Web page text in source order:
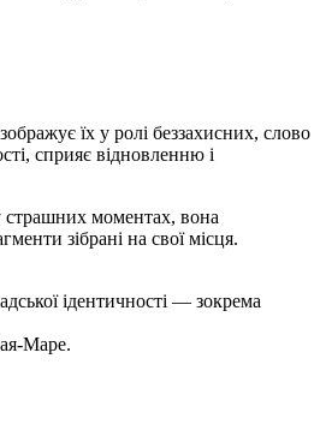
їх у ролі беззахисних, слово
сприяє відновленню і
страшних моментах, вона
зібрані на свої місця.
ідентичності — зокрема
Маре.